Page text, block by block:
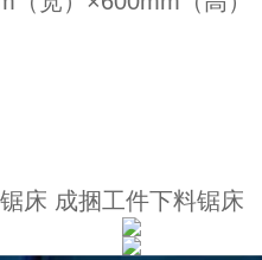
床 成捆工件下料锯床